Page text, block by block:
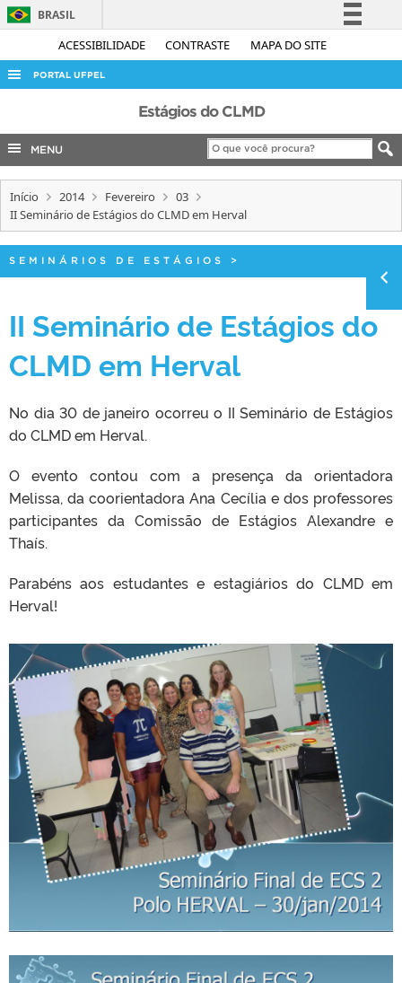
ACESSIBILIDADE CONTRASTE MAPA DO SITE
BRASIL
Simplifique!
Legislação
Canais
PORTAL UFPEL
ACESSO À INFORMAÇÃO
AUDITORIA
COBALTO
CONCURSOS
INTERNACIONAL
PORTARIAS
Estágios do CLMD
MENU
Início 2014 Fevereiro
03
II Seminário de Estágios do CLMD em Herval
SEMINÁRIOS DE ESTÁGIOS >
II Seminário de Estágios do
CLMD em Herval
No dia 30 de janeiro ocorreu o II Seminário de Estágios
do CLMD em Herval.
O evento contou com a presença da orientadora
Melissa, da coorientadora Ana Cecília e dos professores
participantes da Comissão de Estágios Alexandre e
Thaís.
Parabéns aos estudantes e estagiários do CLMD em
Herval!